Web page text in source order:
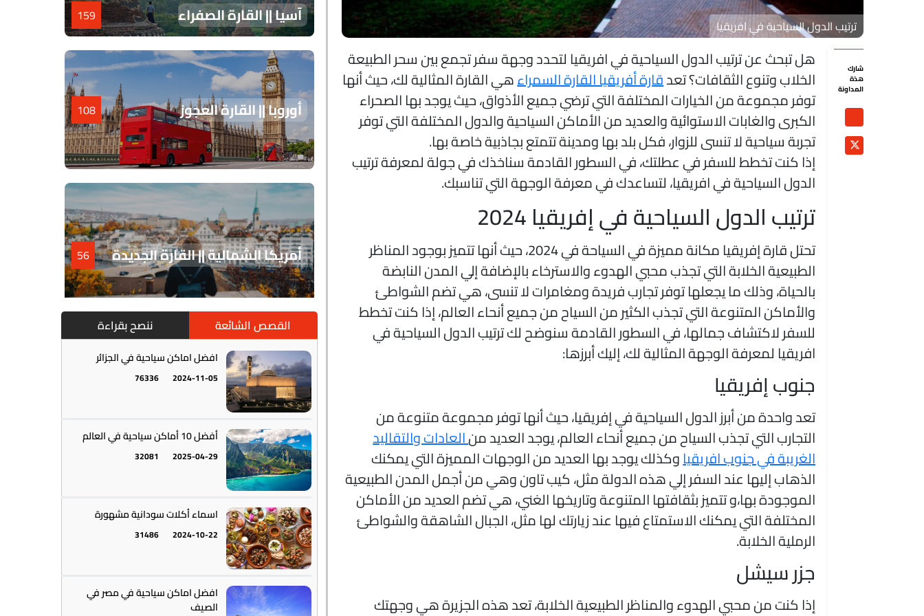
ترتيب الدول السياحية في افريقيا
شارك
هذة
المداونة
هل تبحث عن ترتيب الدول السياحية في افريقيا لتحدد وجهة سفر تجمع بين سحر الطبيعة
الخلاب وتنوع الثقافات؟ تعدقارة أفريقيا القارة السمراءهي القارة المثالية لك، حيث أنها
توفر مجموعة من الخيارات المختلفة التي ترضي جميع الأذواق، حيث يوجد بها الصحراء
الكبرى والغابات الاستوائية والعديد من الأماكن السياحية والدول المختلفة التي توفر
تجربة سياحية لا تنسى للزوار، فكل بلد بها ومدينة تتمتع بجاذبية خاصة بها.
إذا كنت تخطط للسفر في عطلتك، في السطور القادمة سناخذك في جولة لمعرفة ترتيب
الدول السياحية في افريقيا، لتساعدك في معرفة الوجهة التي تناسبك.
ترتيب الدول السياحية في إفريقيا 2024
تحتل قارة إفريقيا مكانة مميزة في السياحة في 2024، حيث أنها تتميز بوجود المناظر
الطبيعية الخلابة التي تجذب محبي الهدوء والاسترخاء بالإضافة إلي المدن النابضة
بالحياة، وذلك ما يجعلها توفر تجارب فريدة ومغامرات لا تنسى، هي تضم الشواطئ
والأماكن المتنوعة التي تجذب الكثير من السياح من جميع أنحاء العالم، إذا كنت تخطط
للسفر لاكتشاف جمالها، في السطور القادمة سنوضح لك ترتيب الدول السياحية في
افريقيا لمعرفة الوجهة المثالية لك، إليك أبرزها:
جنوب إفريقيا
تعد واحدة من أبرز الدول السياحية في إفريقيا، حيث أنها توفر مجموعة متنوعة من
التجارب التي تجذب السياح من جميع أنحاء العالم، يوجد العديد منالعادات والتقاليد
الغريبة في جنوب افريقياوكذلك يوجد بها العديد من الوجهات المميزة التي يمكنك
الذهاب إليها عند السفر إلي هذه الدولة مثل، كيب تاون وهي من أجمل المدن الطبيعية
الموجودة بها،و تتميز بثقافتها المتنوعة وتاريخها الغني، هي تضم العديد من الأماكن
المختلفة التي يمكنك الاستمتاع فيها عند زيارتك لها مثل، الجبال الشاهقة والشواطئ
الرملية الخلابة.
جزر سيشل
إذا كنت من محبي الهدوء والمناظر الطبيعية الخلابة، تعد هذه الجزيرة هي وجهتك
آسيا || القارة الصفراء 159
أوروبا || القارة العجوز 108
أمريكا الشمالية || القارة الجديدة 56
أمريكا الجنوبية || القارة اللاتينية
أستراليا || أوقيانوسيا
القصص الشائعة ننصح بقراءة
افضل اماكن سياحية في الجزائر
2024-11-05
76336
أفضل 10 أماكن سياحية في العالم
2025-04-29
32081
اسماء أكلات سودانية مشهورة
2024-10-22
31486
افضل اماكن سياحية في مصر في
الصيف